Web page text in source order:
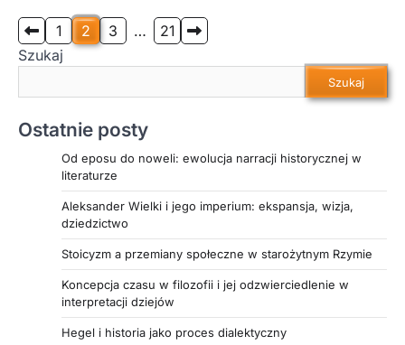
tożsamości kulturowej. Czytelnik znajdzie tu
omówienie zarówno eposów Homera, jak i tragedii
Sofoklesa czy Eurypidesa, które czerpały z
mitologii nie tylko treści, ale i głębokie przesłania
moralne i filozoficzne. Szczególną uwagę
poświęcono roli bogów i herosów jako aktywnych
odzwierciedlających nieustanny dialog między
światem ludzkim a boskim. Jeśli chcesz
zrozumieć, jaką siłę miały mity w kształtowaniu
wyobrażeń o losie, przeznaczeniu i ludzkich
dylematach, ten artykuł z pewnością Cię
zaciekawi.
Stronicowanie
wpisów
1 2 3 …
21
Szukaj
Szukaj
Ostatnie posty
Od eposu do noweli: ewolucja narracji historycznej w
literaturze
Aleksander Wielki i jego imperium: ekspansja, wizja,
dziedzictwo
Stoicyzm a przemiany społeczne w starożytnym Rzymie
Koncepcja czasu w filozofii i jej odzwierciedlenie w
interpretacji dziejów
Hegel i historia jako proces dialektyczny